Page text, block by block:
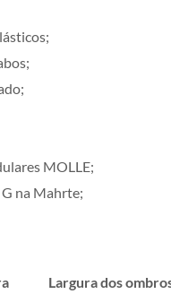
MOLLE;
na Mahrte;
Largura dos